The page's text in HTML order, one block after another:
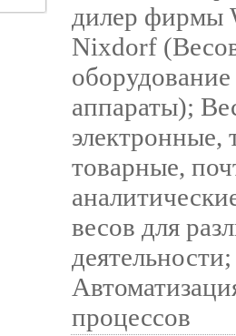
дилер фирмы
Nixdorf
аппараты);
электронные,
товарные,
весов для
деятельности;
процессов